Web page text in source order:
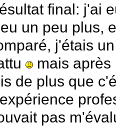
final: j'ai
un peu plus,
j'étais
mais après
de plus que
pas